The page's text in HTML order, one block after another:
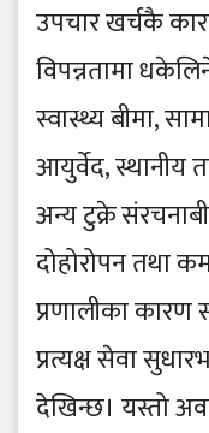
उपचार खर्चकै
विपन्नतामा
स्वास्थ्य बीमा,
आयुर्वेद, स्थानीय
अन्य टुक्रे
दोहोरोपन तथा
प्रणालीका कारण
प्रत्यक्ष सेवा
देखिन्छ। यस्तो